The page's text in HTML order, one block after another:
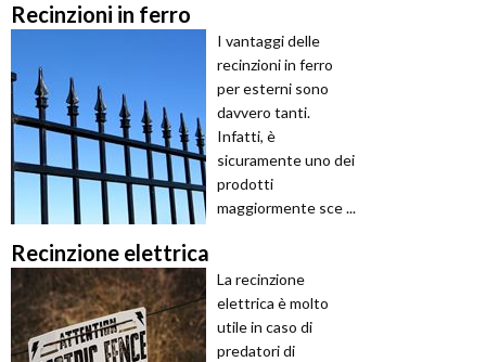
Recinzioni in ferro
I vantaggi delle
recinzioni in ferro
per esterni sono
davvero tanti.
Infatti, è
sicuramente uno dei
prodotti
maggiormente sce ...
Recinzione elettrica
La recinzione
elettrica è molto
utile in caso di
predatori di